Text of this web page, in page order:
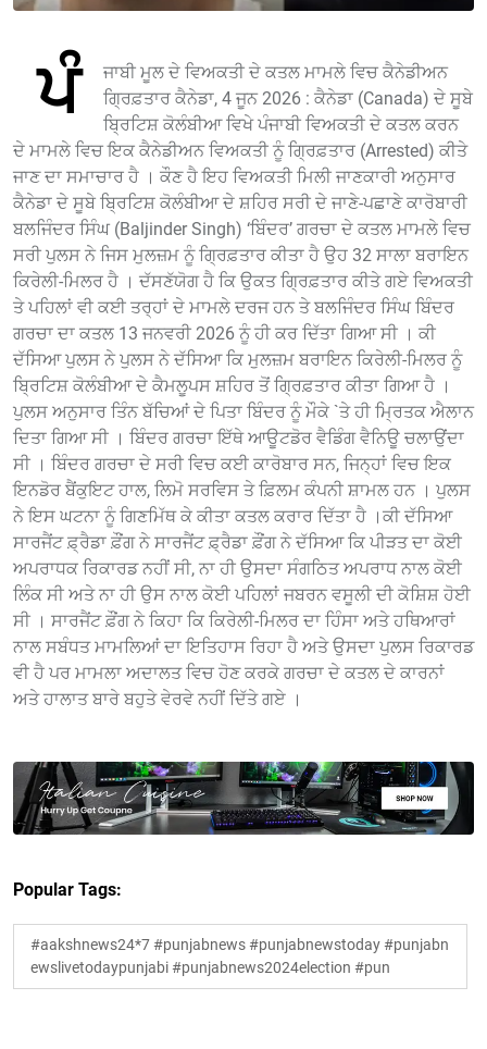
ਪੰ
ਜਾਬੀ ਮੂਲ ਦੇ ਵਿਅਕਤੀ ਦੇ ਕਤਲ ਮਾਮਲੇ ਵਿਚ ਕੈਨੇਡੀਅਨ
ਗ੍ਰਿਫ਼ਤਾਰ ਕੈਨੇਡਾ, 4 ਜੂਨ 2026 : ਕੈਨੇਡਾ (Canada) ਦੇ ਸੂਬੇ
ਬ੍ਰਿਟਿਸ਼ ਕੋਲੰਬੀਆ ਵਿਖੇ ਪੰਜਾਬੀ ਵਿਅਕਤੀ ਦੇ ਕਤਲ ਕਰਨ
ਦੇ ਮਾਮਲੇ ਵਿਚ ਇਕ ਕੈਨੇਡੀਅਨ ਵਿਅਕਤੀ ਨੂੰ ਗ੍ਰਿਫ਼ਤਾਰ (Arrested) ਕੀਤੇ
ਜਾਣ ਦਾ ਸਮਾਚਾਰ ਹੈ । ਕੌਣ ਹੈ ਇਹ ਵਿਅਕਤੀ ਮਿਲੀ ਜਾਣਕਾਰੀ ਅਨੁਸਾਰ
ਕੈਨੇਡਾ ਦੇ ਸੂਬੇ ਬ੍ਰਿਟਿਸ਼ ਕੋਲੰਬੀਆ ਦੇ ਸ਼ਹਿਰ ਸਰੀ ਦੇ ਜਾਣੇ-ਪਛਾਣੇ ਕਾਰੋਬਾਰੀ
ਬਲਜਿੰਦਰ ਸਿੰਘ (Baljinder Singh) ‘ਬਿੰਦਰ’ ਗਰਚਾ ਦੇ ਕਤਲ ਮਾਮਲੇ ਵਿਚ
ਸਰੀ ਪੁਲਸ ਨੇ ਜਿਸ ਮੁਲਜ਼ਮ ਨੂੰ ਗ੍ਰਿਫ਼ਤਾਰ ਕੀਤਾ ਹੈ ਉਹ 32 ਸਾਲਾ ਬਰਾਇਨ
ਕਿਰੇਲੀ-ਮਿਲਰ ਹੈ । ਦੱਸਣੱਯੋਗ ਹੈ ਕਿ ਉਕਤ ਗ੍ਰਿਫ਼ਤਾਰ ਕੀਤੇ ਗਏ ਵਿਅਕਤੀ
ਤੇ ਪਹਿਲਾਂ ਵੀ ਕਈ ਤਰ੍ਹਾਂ ਦੇ ਮਾਮਲੇ ਦਰਜ ਹਨ ਤੇ ਬਲਜਿੰਦਰ ਸਿੰਘ ਬਿੰਦਰ
ਗਰਚਾ ਦਾ ਕਤਲ 13 ਜਨਵਰੀ 2026 ਨੂੰ ਹੀ ਕਰ ਦਿੱਤਾ ਗਿਆ ਸੀ । ਕੀ
ਦੱਸਿਆ ਪੁਲਸ ਨੇ ਪੁਲਸ ਨੇ ਦੱਸਿਆ ਕਿ ਮੁਲਜ਼ਮ ਬਰਾਇਨ ਕਿਰੇਲੀ-ਮਿਲਰ ਨੂੰ
ਬ੍ਰਿਟਿਸ਼ ਕੋਲੰਬੀਆ ਦੇ ਕੈਮਲੂਪਸ ਸ਼ਹਿਰ ਤੋਂ ਗ੍ਰਿਫ਼ਤਾਰ ਕੀਤਾ ਗਿਆ ਹੈ ।
ਪੁਲਸ ਅਨੁਸਾਰ ਤਿੰਨ ਬੱਚਿਆਂ ਦੇ ਪਿਤਾ ਬਿੰਦਰ ਨੂੰ ਮੌਕੇ `ਤੇ ਹੀ ਮ੍ਰਿਤਕ ਐਲਾਨ
ਦਿਤਾ ਗਿਆ ਸੀ । ਬਿੰਦਰ ਗਰਚਾ ਇੱਥੇ ਆਊਟਡੋਰ ਵੈਡਿੰਗ ਵੈਨਿਊ ਚਲਾਉਂਦਾ
ਸੀ । ਬਿੰਦਰ ਗਰਚਾ ਦੇ ਸਰੀ ਵਿਚ ਕਈ ਕਾਰੋਬਾਰ ਸਨ, ਜਿਨ੍ਹਾਂ ਵਿਚ ਇਕ
ਇਨਡੋਰ ਬੈਂਕੁਇਟ ਹਾਲ, ਲਿਮੋ ਸਰਵਿਸ ਤੇ ਫ਼ਿਲਮ ਕੰਪਨੀ ਸ਼ਾਮਲ ਹਨ । ਪੁਲਸ
ਨੇ ਇਸ ਘਟਨਾ ਨੂੰ ਗਿਣਮਿੱਥ ਕੇ ਕੀਤਾ ਕਤਲ ਕਰਾਰ ਦਿੱਤਾ ਹੈ ।ਕੀ ਦੱਸਿਆ
ਸਾਰਜੈਂਟ ਫ਼੍ਰੈਡਾ ਫ਼ੌਂਗ ਨੇ ਸਾਰਜੈਂਟ ਫ਼੍ਰੈਡਾ ਫ਼ੌਂਗ ਨੇ ਦੱਸਿਆ ਕਿ ਪੀੜਤ ਦਾ ਕੋਈ
ਅਪਰਾਧਕ ਰਿਕਾਰਡ ਨਹੀਂ ਸੀ, ਨਾ ਹੀ ਉਸਦਾ ਸੰਗਠਿਤ ਅਪਰਾਧ ਨਾਲ ਕੋਈ
ਲਿੰਕ ਸੀ ਅਤੇ ਨਾ ਹੀ ਉਸ ਨਾਲ ਕੋਈ ਪਹਿਲਾਂ ਜਬਰਨ ਵਸੂਲੀ ਦੀ ਕੋਸ਼ਿਸ਼ ਹੋਈ
ਸੀ । ਸਾਰਜੈਂਟ ਫ਼ੌਂਗ ਨੇ ਕਿਹਾ ਕਿ ਕਿਰੇਲੀ-ਮਿਲਰ ਦਾ ਹਿੰਸਾ ਅਤੇ ਹਥਿਆਰਾਂ
ਨਾਲ ਸਬੰਧਤ ਮਾਮਲਿਆਂ ਦਾ ਇਤਿਹਾਸ ਰਿਹਾ ਹੈ ਅਤੇ ਉਸਦਾ ਪੁਲਸ ਰਿਕਾਰਡ
ਵੀ ਹੈ ਪਰ ਮਾਮਲਾ ਅਦਾਲਤ ਵਿਚ ਹੋਣ ਕਰਕੇ ਗਰਚਾ ਦੇ ਕਤਲ ਦੇ ਕਾਰਨਾਂ
ਅਤੇ ਹਾਲਾਤ ਬਾਰੇ ਬਹੁਤੇ ਵੇਰਵੇ ਨਹੀਂ ਦਿੱਤੇ ਗਏ ।
Popular Tags:
#aakshnews24*7 #punjabnews #punjabnewstoday #punjabn
ewslivetodaypunjabi #punjabnews2024election #pun